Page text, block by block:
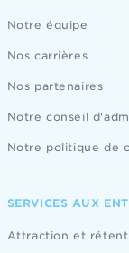
Notre équipe
Nos carrières
Nos partenaires
Notre conseil
Notre politique de
SERVICES AUX
Attraction et